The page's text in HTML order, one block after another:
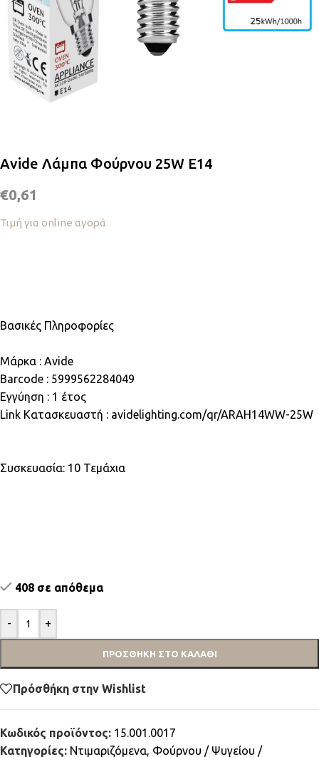
Avide Λάμπα Φούρνου 25W E14
€0,61
Τιμή για online αγορά
Βασικές Πληροφορίες
Μάρκα : Avide
Barcode : 5999562284049
Εγγύηση : 1 έτος
Link Κατασκευαστή : avidelighting.com/qr/ARAH14WW-25W
Συσκευασία: 10 Τεμάχια
408 σε απόθεμα
- +
ΠΡΟΣΘΉΚΗ ΣΤΟ ΚΑΛΆΘΙ
Πρόσθήκη στην Wishlist
Κωδικός προϊόντος: 15.001.0017
Κατηγορίες: Ντιμαριζόμενα Φούρνου / Ψυγείου /